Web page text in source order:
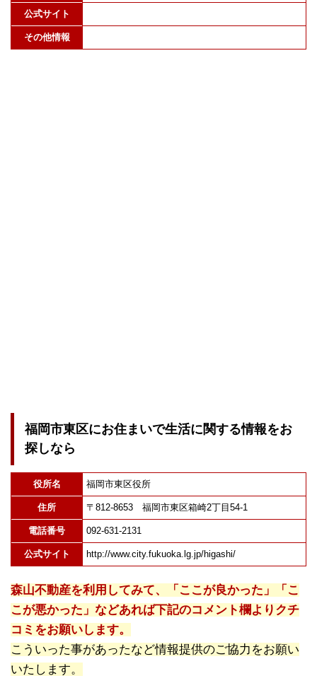
公式サイト
その他情報
福岡市東区にお住まいで生活に関する情報をお
探しなら
役所名 福岡市東区役所
住所 〒812-8653 福岡市東区箱崎2丁目54-1
電話番号 092-631-2131
公式サイト http://www.city.fukuoka.lg.jp/higashi/
森山不動産を利用してみて、「ここが良かった」「こ
こが悪かった」などあれば下記のコメント欄よりクチ
コミをお願いします。
こういった事があったなど情報提供のご協力をお願い
いたします。